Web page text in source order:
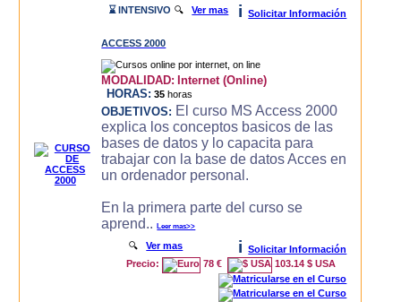
⌛ INTENSIVO 🔍Ver mas i Solicitar Información
ACCESS 2000
MODALIDAD: Internet (Online)
HORAS: 35 horas
OBJETIVOS: El curso MS Access 2000
explica los conceptos basicos de las
bases de datos y lo capacita para
trabajar con la base de datos Acces en
un ordenador personal.
En la primera parte del curso se
aprend..Leer mas>>
🔍Ver mas i
Solicitar Información
Precio:
78 € 103.14 $ USA